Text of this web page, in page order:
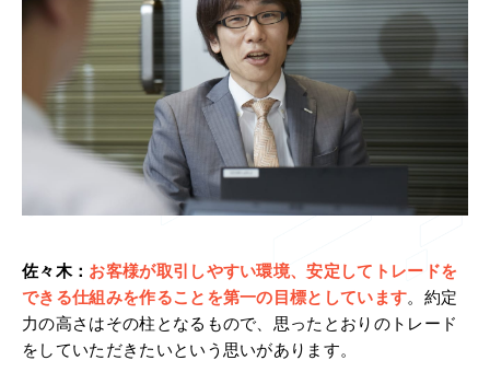
佐々木： お客様が取引しやすい環境、安定してトレードを
できる仕組みを作ることを第一の目標としています。約定
力の高さはその柱となるもので、思ったとおりのトレード
をしていただきたいという思いがあります。